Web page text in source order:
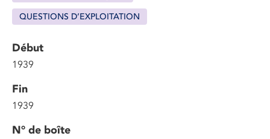
QUESTIONS D’EXPLOITATION
Début
1939
Fin
1939
N° de boîte